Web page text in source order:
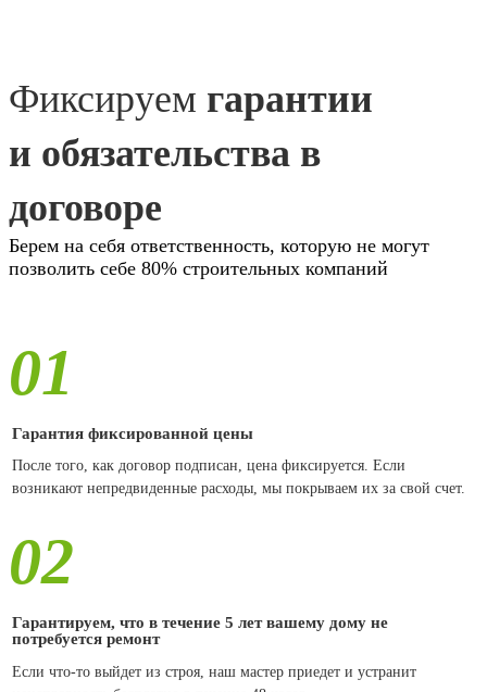
Фиксируем гарантии
и обязательства в
договоре
Берем на себя ответственность, которую не могут
позволить себе 80% строительных компаний
01
Гарантия фиксированной цены
После того, как договор подписан, цена фиксируется. Если
возникают непредвиденные расходы, мы покрываем их за свой счет.
02
Гарантируем, что в течение 5 лет вашему дому не
потребуется ремонт
Если что-то выйдет из строя, наш мастер приедет и устранит